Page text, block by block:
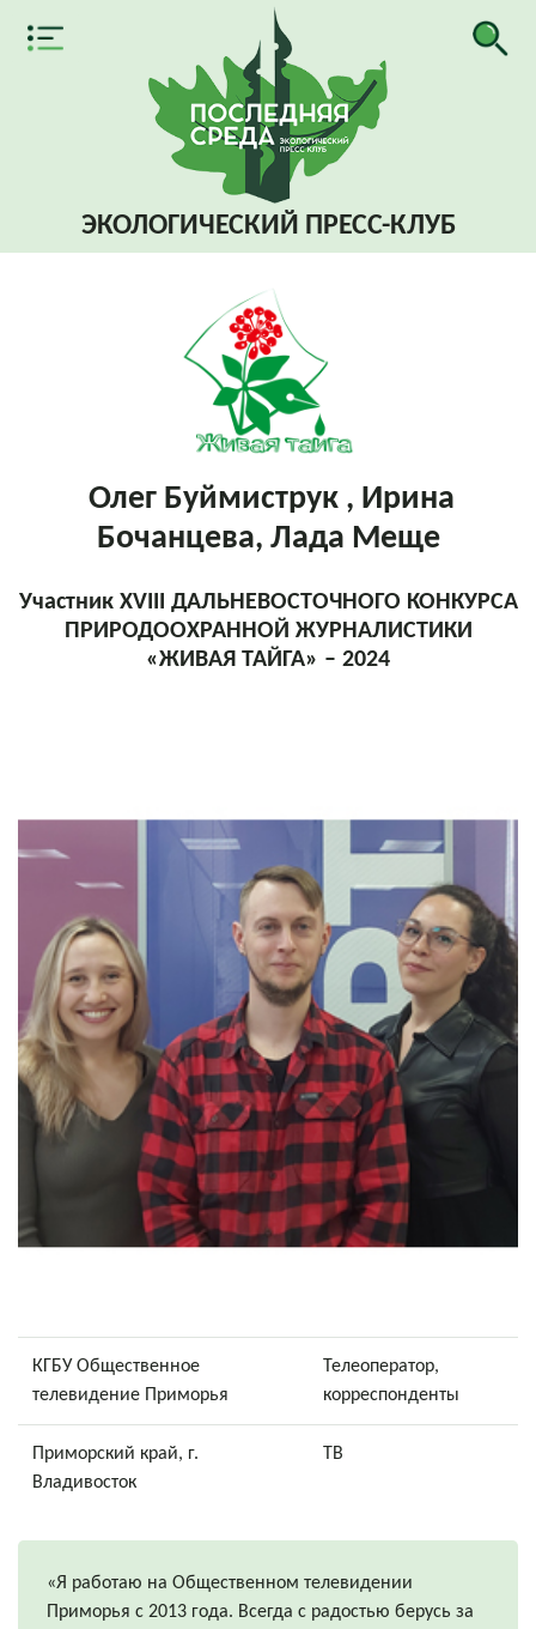
ЭКОЛОГИЧЕСКИЙ ПРЕСС-КЛУБ
Олег Буймиструк , Ирина
Бочанцева, Лада Меще
Участник XVIII ДАЛЬНЕВОСТОЧНОГО КОНКУРСА
ПРИРОДООХРАННОЙ ЖУРНАЛИСТИКИ
«ЖИВАЯ ТАЙГА» – 2024
КГБУ Общественное
телевидение Приморья
Телеоператор,
корреспонденты
Приморский край, г.
Владивосток
ТВ
«Я работаю на Общественном телевидении
Приморья с 2013 года. Всегда с радостью берусь за